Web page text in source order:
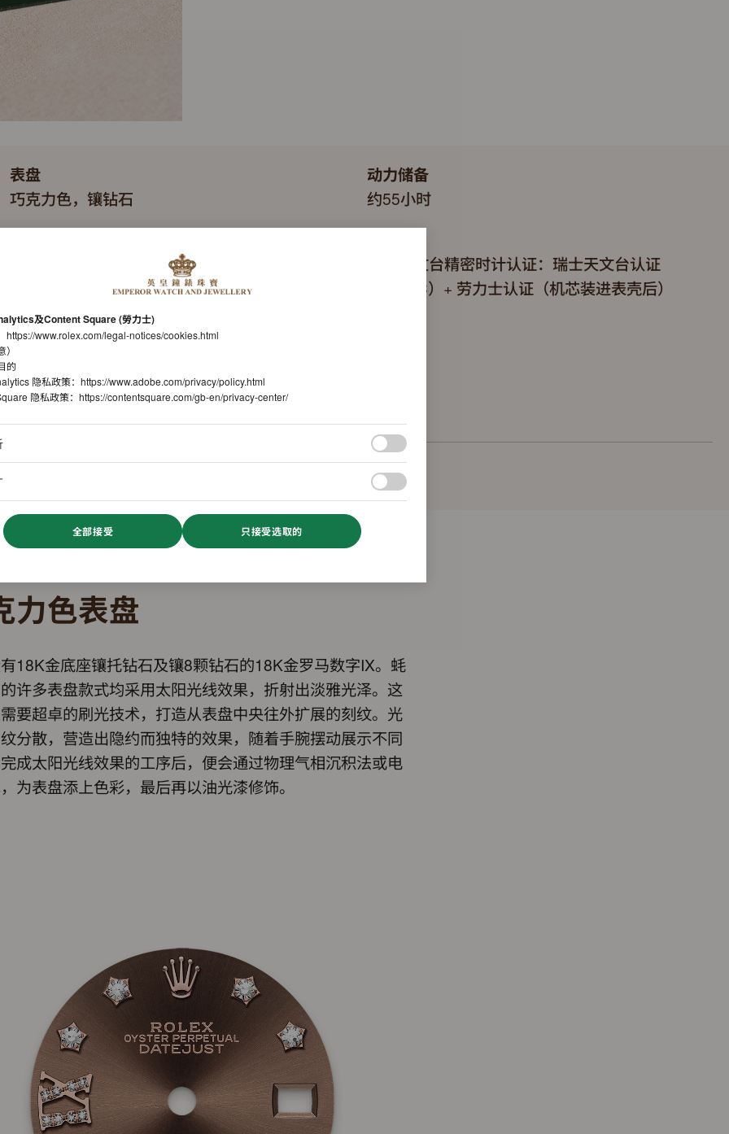
表盘
巧克力色，镶钻石
元首型（President），三格拱形链节
自动上链机械恒动机芯
机芯型号
劳力士2236型机芯
动力储备
约55小时
超卓天文台精密时计认证：瑞士天文台认证
（COSC）+ 劳力士认证（机芯装进表壳后）
力色表盘
18K金底座镶托钻石及镶8颗钻石的18K金罗马数字IX。蚝
许多表盘款式均采用太阳光线效果，折射出淡雅光泽。这
要超卓的刷光技术，打造从表盘中央往外扩展的刻纹。光
分散，营造出隐约而独特的效果，随着手腕摆动展示不同
成太阳光线效果的工序后，便会通过物理气相沉积法或电
为表盘添上色彩，最后再以油光漆修饰。
及Content Square (勞力士)
https://www.rolex.com/legal-notices/cookies.html
的
隐私政策： https://www.adobe.com/privacy/policy.html
隐私政策： https://contentsquare.com/gb-en/privacy-center/
全部接受 只接受选取的